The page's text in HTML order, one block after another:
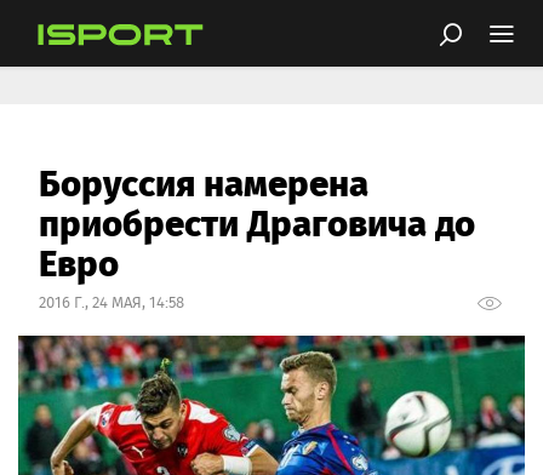
Боруссия намерена
приобрести Драговича до
Евро
2016 Г., 24 МАЯ, 14:58